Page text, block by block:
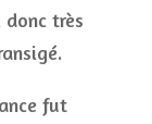
donc très
fut